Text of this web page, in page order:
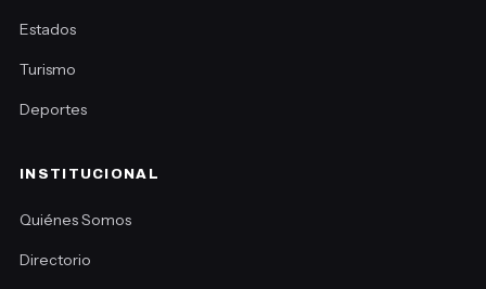
Estados
Turismo
Deportes
INSTITUCIONAL
Quiénes Somos
Directorio